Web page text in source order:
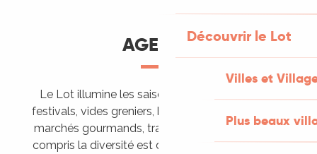
Découvrir le Lot
Villes et
Plus beaux
AGENDA
Le Lot illumine les saisons de ses animations :
festivals, vides greniers, brocantes, fêtes votives,
marchés gourmands, trails sportifs… Vous l’aurez
compris la diversité est de mise, alors tous à vos